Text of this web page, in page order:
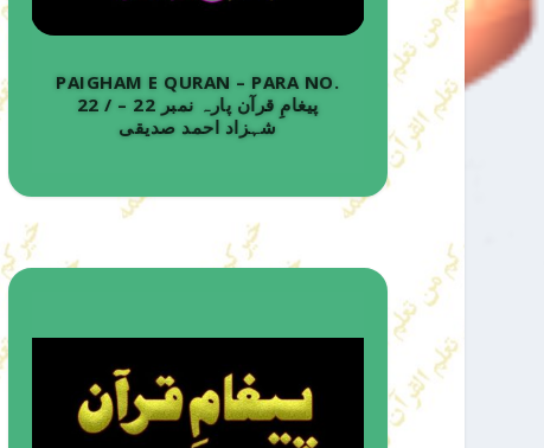
PAIGHAM E QURAN – PARA NO.
22 / پیغامِ قرآن پارہ نمبر 22 –
شہزاد احمد صدیقی